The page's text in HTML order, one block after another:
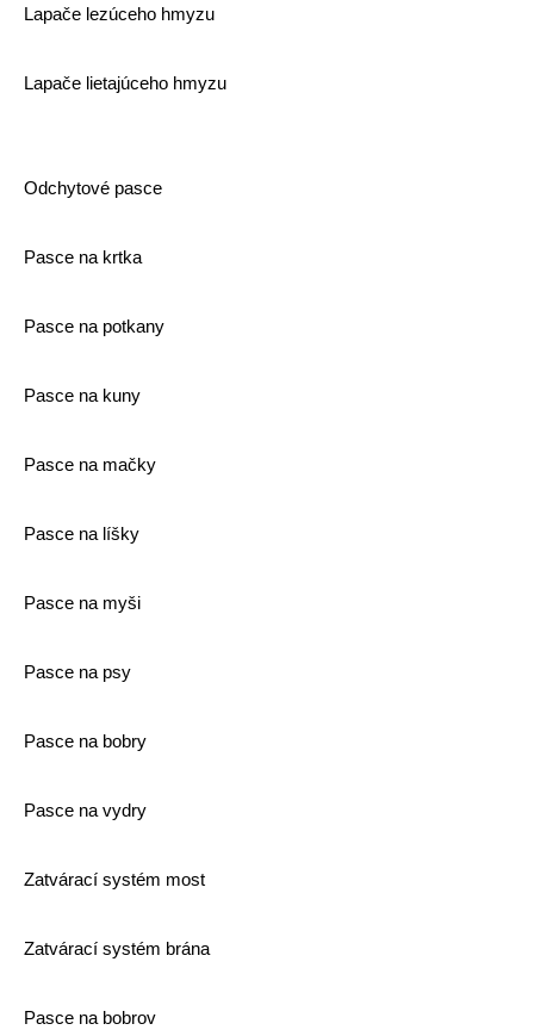
Lapače lezúceho hmyzu
Lapače lietajúceho hmyzu
Odchytové pasce
Pasce na krtka
Pasce na potkany
Pasce na kuny
Pasce na mačky
Pasce na líšky
Pasce na myši
Pasce na psy
Pasce na bobry
Pasce na vydry
Zatvárací systém most
Zatvárací systém brána
Pasce na bobrov